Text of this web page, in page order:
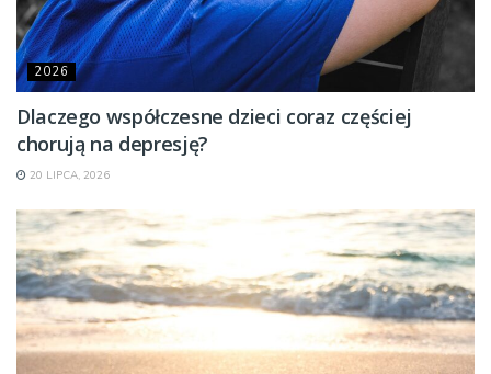
2026
Dlaczego współczesne dzieci coraz częściej
chorują na depresję?
20 LIPCA, 2026